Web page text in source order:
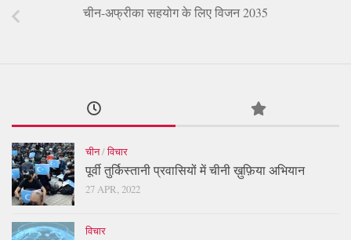
चीन-अफ्रीका सहयोग के लिए विजन 2035
चीन/विचार
पूर्वी तुर्किस्तानी प्रवासियों में चीनी ख़ुफ़िया अभियान
27 APR, 2022
विचार